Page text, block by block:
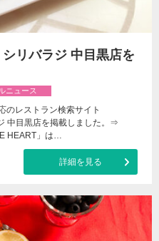
リバラジ 中目黒店を
ニュース
のレストラン検索サイト
中目黒店を掲載しました。⇒
HEART」は…
詳細を見る